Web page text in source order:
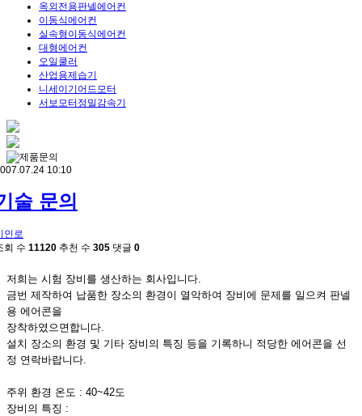
옥외전용판넬에어컨
이동식에어컨
실속형이동식에어컨
대형에어컨
오일쿨러
산업용제습기
니세이기어드모터
서보모터정밀감속기
10:10
술 문의
인로
회 수 11120 추천 수 305 댓글 0
저희는 시험 장비를 생산하는 회사입니다.
금번 제작하여 납품한 장소의 환경이 열악하여 장비에 문제를 일으켜 판넬
용 에어콘을
장착하였으면합니다.
설치 장소의 환경 및 기타 장비의 특징 등을 기록하니 적당한 에어콘을 선
정 연락바랍니다.
주위 환경 온도 : 40~42도
장비의 특징 :